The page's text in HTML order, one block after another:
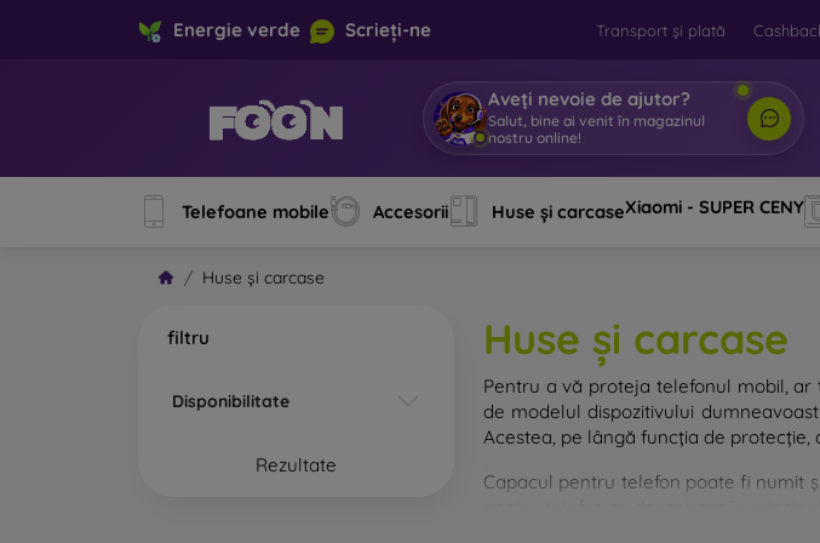
Energie verde Scrieți-ne Transport și plată
Aveți nevoie de ajutor?
Salut, bine ai venit în magazinul
nostru online!
Telefoane mobile Accesorii Huse și carcaseXiaomi - SUPER CENY
Huse și carcase
filtru
Disponibilitate
Rezultate
Huse și carcase
Pentru a vă proteja telefonul mobil,
de modelul dispozitivului
Acestea, pe lângă funcția de protecție,
Capacul pentru telefon poate fi numit